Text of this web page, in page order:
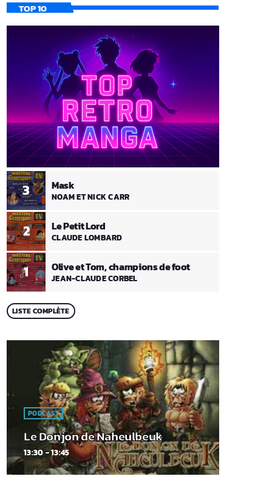
TOP 10
1 Olive et Tom, champions de foot
JEAN-CLAUDE CORBEL
2 Le Petit Lord
CLAUDE LOMBARD
3 Mask
NOAM ET NICK CARR
LISTE COMPLÈTE
PODCAST
Le Donjon de Naheulbeuk
13:30 - 13:45